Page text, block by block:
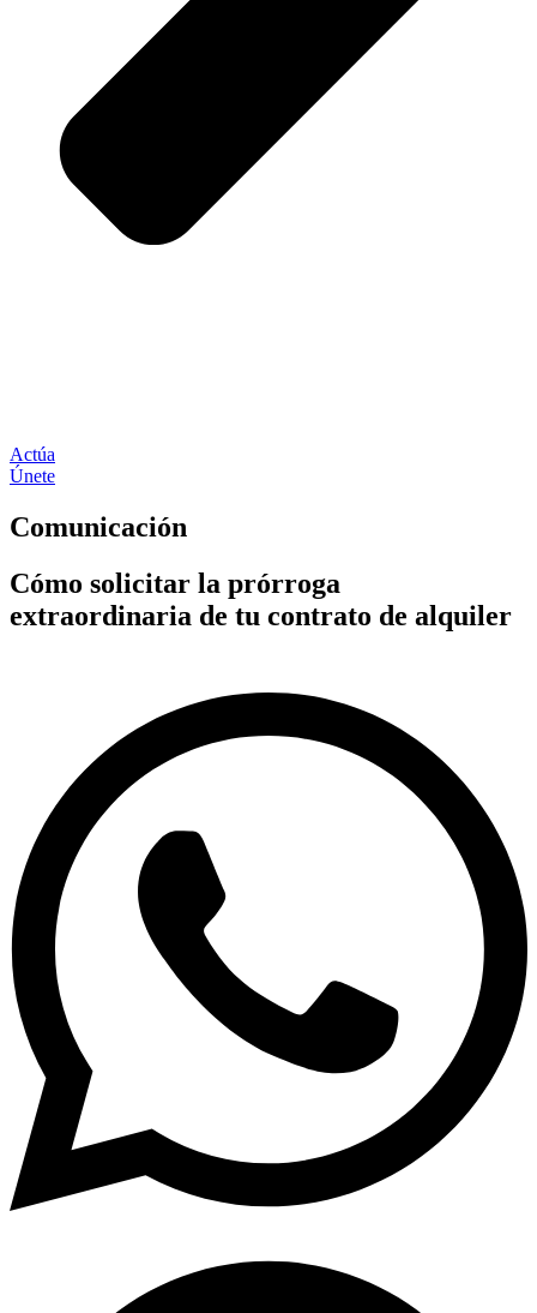
Actúa
Únete
Comunicación
Cómo solicitar la prórroga
extraordinaria de tu contrato de alquiler